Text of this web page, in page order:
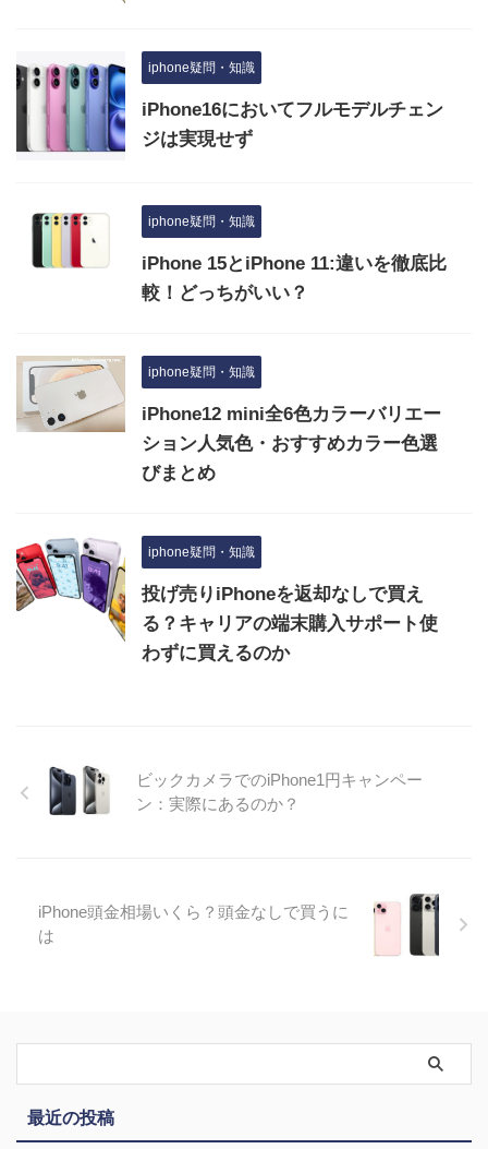
iphone疑問・知識
iPhone16においてフルモデルチェン
ジは実現せず
iphone疑問・知識
iPhone 15とiPhone 11:違いを徹底比
較！どっちがいい？
iphone疑問・知識
iPhone12 mini全6色カラーバリエー
ション人気色・おすすめカラー色選
びまとめ
iphone疑問・知識
投げ売りiPhoneを返却なしで買え
る？キャリアの端末購入サポート使
わずに買えるのか
ビックカメラでのiPhone1円キャンペー
ン：実際にあるのか？
iPhone頭金相場いくら？頭金なしで買うに
は
最近の投稿